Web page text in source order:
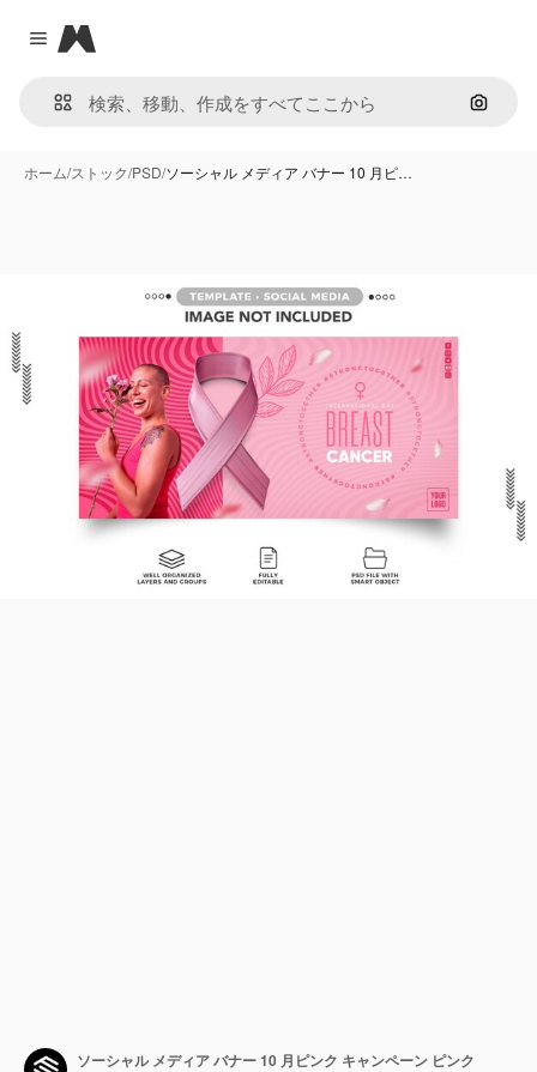
Close menu
Magnific
画像で
ホーム/ストック/PSD/ソーシャル メディア バナー 10 月ピ…
ソーシャル メディア バナー 10 月ピンク キャンペーン ピンク